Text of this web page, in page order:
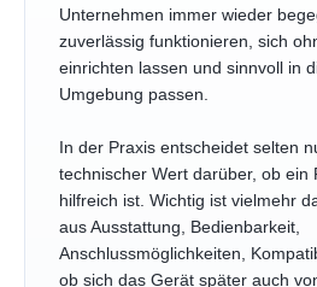
Unternehmen immer wieder
zuverlässig funktionieren, sich
einrichten lassen und sinnvoll in
Umgebung passen.
In der Praxis entscheidet selten
technischer Wert darüber, ob ein
hilfreich ist. Wichtig ist vielmehr
aus Ausstattung, Bedienbarkeit,
Anschlussmöglichkeiten,
ob sich das Gerät später auch